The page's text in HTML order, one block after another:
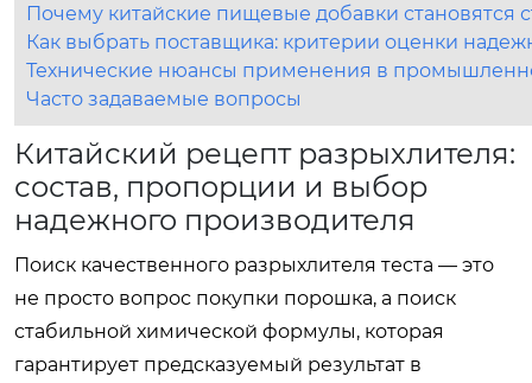
Почему китайские пищевые добавки становятся
Как выбрать поставщика: критерии оценки
Технические нюансы применения в
Часто задаваемые вопросы
Китайский рецепт разрыхлителя:
состав, пропорции и выбор
надежного производителя
Поиск качественного разрыхлителя теста — это
не просто вопрос покупки порошка, а поиск
стабильной химической формулы, которая
гарантирует предсказуемый результат в